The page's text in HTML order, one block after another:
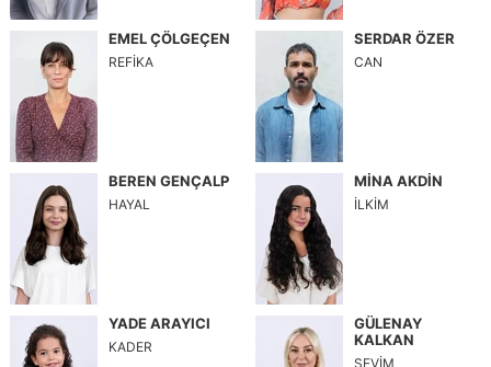
EMEL ÇÖLGEÇEN
REFİKA
SERDAR ÖZER
CAN
BEREN GENÇALP
HAYAL
MİNA AKDİN
İLKİM
YADE ARAYICI
KADER
GÜLENAY
KALKAN
SEVİM